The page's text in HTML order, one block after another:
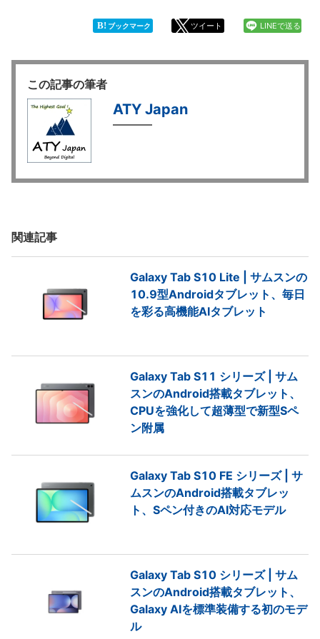
B! ブックマーク ツイート LINEで送る
この記事の筆者
ATY Japan
関連記事
Galaxy Tab S10 Lite | サムスンの
10.9型Androidタブレット、毎日
を彩る高機能AIタブレット
Galaxy Tab S11 シリーズ | サム
スンのAndroid搭載タブレット、
CPUを強化して超薄型で新型Sペ
ン附属
Galaxy Tab S10 FE シリーズ | サ
ムスンのAndroid搭載タブレッ
ト、Sペン付きのAI対応モデル
Galaxy Tab S10 シリーズ | サム
スンのAndroid搭載タブレット、
Galaxy AIを標準装備する初のモデ
ル